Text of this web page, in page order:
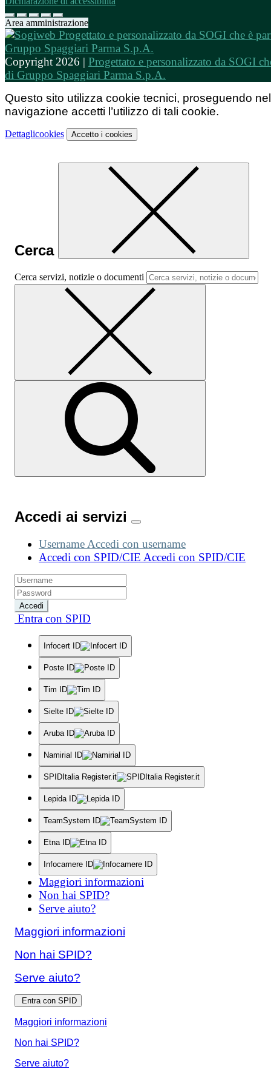
Area amministrazione
Copyright 2026 | Progettato e personalizzato da SOGI
di Gruppo Spaggiari Parma S.p.A.
Questo sito utilizza cookie tecnici, proseguendo
navigazione accetti l’utilizzo di tali cookie.
Dettaglicookies Accetto i cookies
Cerca
Cerca servizi, notizie o documenti
Accedi ai servizi
Username Accedi con username
Accedi con SPID/CIE Accedi con SPID/CIE
Accedi
Entra con SPID
Infocert ID
Poste ID
Tim ID
Sielte ID
Aruba ID
Namirial ID
SPIDItalia Register.it
Lepida ID
TeamSystem ID
Etna ID
Infocamere ID
Maggiori informazioni
Non hai SPID?
Serve aiuto?
Maggiori informazioni
Non hai SPID?
Serve aiuto?
Entra con SPID
Maggiori informazioni
Non hai SPID?
Serve aiuto?